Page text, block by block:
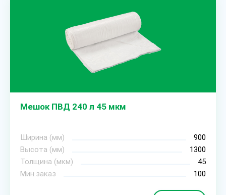
Мешок ПВД 240 л 45 мкм
Ширина (мм)
900
Высота (мм)
1300
Толщина (мкм)
45
Мин.заказ
100